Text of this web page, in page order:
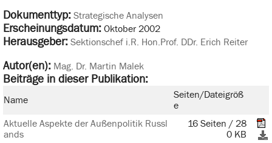
Dokumenttyp: Strategische Analysen
Erscheinungsdatum:Oktober 2002
Herausgeber: Sektionschef i.R. Hon.Prof. DDr. Erich Reiter
Autor(en): Mag. Dr. Martin Malek
Beiträge in dieser Publikation:
Name
Seiten/Dateigröß
e
Aktuelle Aspekte der Außenpolitik Russl
ands
16 Seiten / 28
0 KB